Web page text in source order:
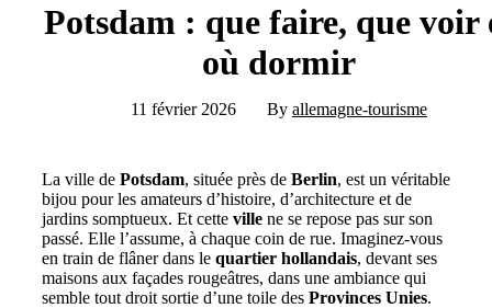
Potsdam : que faire, que voir
où dormir
11 février 2026 By allemagne-tourisme
La ville de Potsdam, située près de Berlin, est un véritable
bijou pour les amateurs d’histoire, d’architecture et de
jardins somptueux. Et cette ville ne se repose pas sur son
passé. Elle l’assume, à chaque coin de rue. Imaginez-vous
en train de flâner dans le quartier hollandais, devant ses
maisons aux façades rougeâtres, dans une ambiance qui
semble tout droit sortie d’une toile des Provinces Unies.